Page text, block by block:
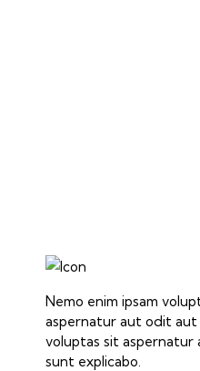
Nemo enim ipsam
aspernatur aut odit aut
voluptas sit
sunt explicabo.